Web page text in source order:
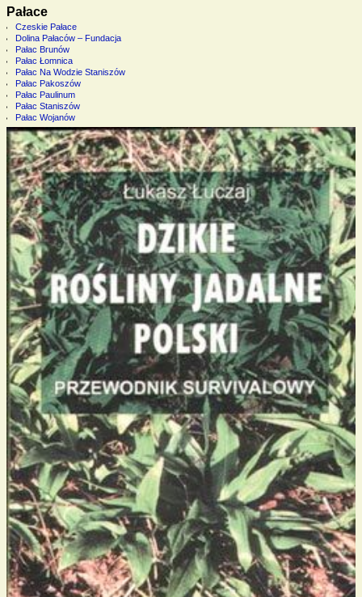
Pałace
Czeskie Pałace
Dolina Pałaców – Fundacja
Pałac Brunów
Pałac Łomnica
Pałac Na Wodzie Staniszów
Pałac Pakoszów
Pałac Paulinum
Pałac Staniszów
Pałac Wojanów